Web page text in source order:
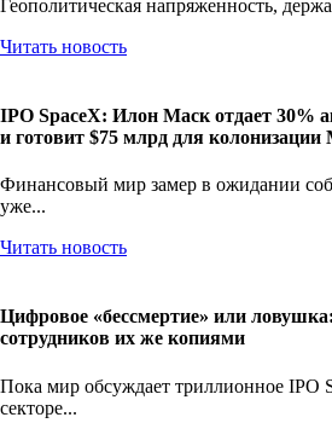
Геополитическая напряженность,
Читать новость
IPO SpaceX: Илон Маск отдает
и готовит $75 млрд для колонизации
Финансовый мир замер в ожидании
уже...
Читать новость
Цифровое «бессмертие» или
сотрудников их же копиями
Пока мир обсуждает триллионное IPO
секторе...